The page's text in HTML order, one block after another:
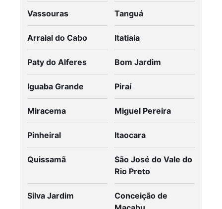
Vassouras Tanguá
Arraial do Cabo Itatiaia
Paty do Alferes Bom Jardim
Iguaba Grande Piraí
Miracema Miguel Pereira
Pinheiral Itaocara
Quissamã
São José do Vale do
Rio Preto
Silva Jardim
Conceição de